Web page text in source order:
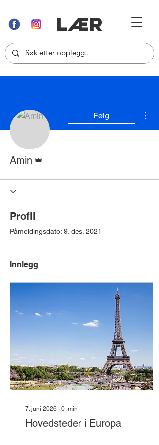
LÆR
Følg
Amin
Profil
Påmeldingsdato: 9. des. 2021
Innlegg
7. juni 2026 ∙ 0 min
Hovedsteder i Europa